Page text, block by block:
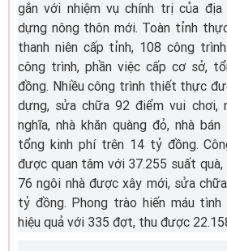
gắn với nhiệm vụ chính trị của
dựng nông thôn mới. Toàn tỉnh
thanh niên cấp tỉnh, 108 công
công trình, phần việc cấp cơ sở,
đồng. Nhiều công trình thiết thực
dựng, sửa chữa 92 điểm vui chơi,
nghĩa, nhà khăn quàng đỏ, nhà
tổng kinh phí trên 14 tỷ đồng.
được quan tâm với 37.255 suất
76 ngôi nhà được xây mới, sửa
tỷ đồng. Phong trào hiến máu
hiệu quả với 335 đợt, thu được